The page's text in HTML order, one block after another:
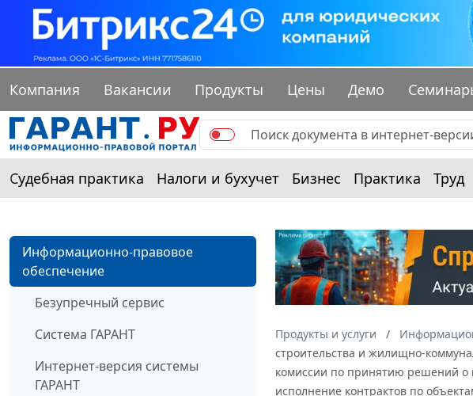
Компания Вакансии Продукты Цены Демо
Судебная практика Налоги и бухучет Бизнес Практика Труд
Информационно-правовое
обеспечение
Безупречный сервис
Система ГАРАНТ
Интернет-версия системы
ГАРАНТ
Продукты и услуги
строительства и жилищно-
комиссии по принятию решений о
исполнение контрактов по